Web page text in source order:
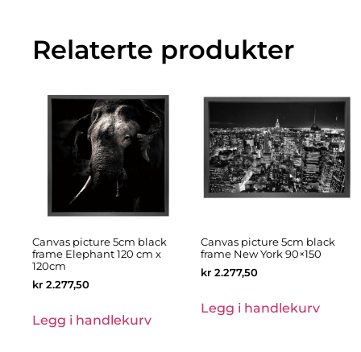
Relaterte produkter
Canvas picture 5cm black
frame Elephant 120 cm x
120cm
kr 2.277,50
Legg i handlekurv
Canvas picture 5cm black
frame New York 90×150
kr 2.277,50
Legg i handlekurv